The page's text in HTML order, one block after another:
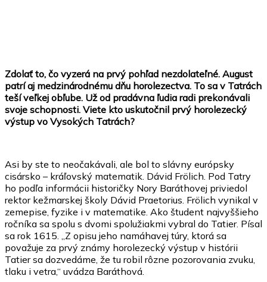
Zdolať to, čo vyzerá na prvý pohľad nezdolateľné. August
patrí aj medzinárodnému dňu horolezectva. To sa v Tatrách
teší veľkej obľube. Už od pradávna ľudia radi prekonávali
svoje schopnosti. Viete kto uskutočnil prvý horolezecký
výstup vo Vysokých Tatrách?
Asi by ste to neočakávali, ale bol to slávny európsky
cisársko – kráľovský matematik. Dávid Frölich. Pod Tatry
ho podľa informácii historičky Nory Baráthovej priviedol
rektor kežmarskej školy Dávid Praetorius. Frölich vynikal v
zemepise, fyzike i v matematike. Ako študent najvyššieho
ročníka sa spolu s dvomi spolužiakmi vybral do Tatier. Písal
sa rok 1615. „Z opisu jeho namáhavej túry, ktorá sa
považuje za prvý známy horolezecký výstup v histórii
Tatier sa dozvedáme, že tu robil rôzne pozorovania zvuku,
tlaku i vetra,“ uvádza Baráthová.